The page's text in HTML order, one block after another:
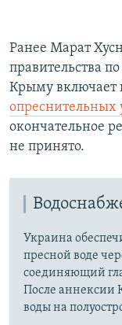
Ранее Марат
правительства
Крыму включает
опреснительных
окончательное
не принято.
Украина
пресной воде
соединяющий
После аннексии
воды на